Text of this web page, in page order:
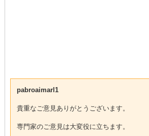
pabroaimarl1
貴重なご意見ありがとうございます。
専門家のご意見は大変役に立ちます。